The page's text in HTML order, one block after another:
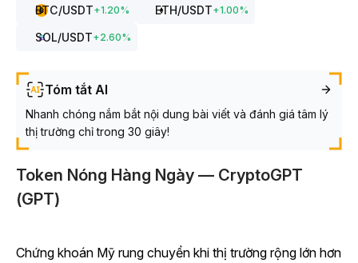
BTC/USDT+1.20% ETH/USDT+1.00%
SOL/USDT+2.60%
Tóm tắt AI
Nhanh chóng nắm bắt nội dung bài viết và đánh giá tâm lý
thị trường chỉ trong 30 giây!
Token Nóng Hàng Ngày — CryptoGPT
(GPT)
Chứng khoán Mỹ rung chuyển khi thị trường rộng lớn hơn